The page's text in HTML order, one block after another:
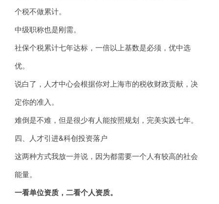
个税不做累计。
中级职称也是刚需。
社保个税累计七年达标，一倍以上基数是必须，优中选
优。
说白了，人才中心会根据你对上海市的税收财政贡献，决
定你的准入。
难倒是不难，但是很少有人能按照规划，完美实践七年。
四、人才引进&科创投资落户
这两种方式我放一并说，因为都需要一个人有较高的社会
能量。
一看单位资质，二看个人资质。